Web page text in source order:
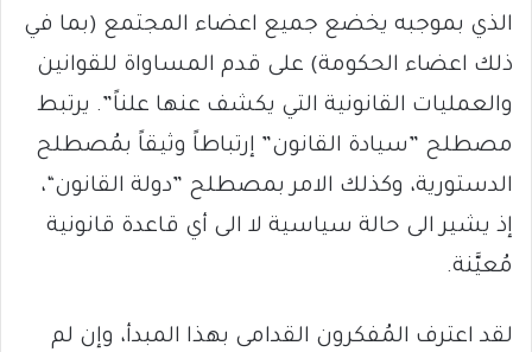
الذي بموجبه يخضع جميع اعضاء المجتمع (بما في
ذلك اعضاء الحكومة) على قدم المساواة للقوانين
والعمليات القانونية التي يكشف عنها علناً”. يرتبط
مصطلح ”سيادة القانون” إرتباطاً وثيقاً بمُصطلح
الدستورية، وكذلك الامر بمصطلح ”دولة القانون“،
إذ يشير الى حالة سياسية لا الى أي قاعدة قانونية
مُعيَّنة.
لقد اعترف المُفكرون القدامى بهذا المبدأ، وإن لم